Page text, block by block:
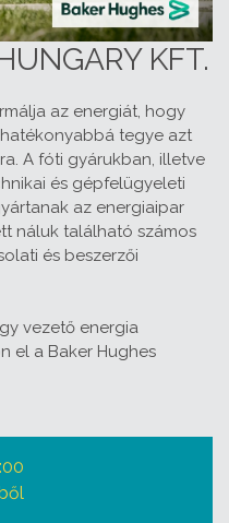
KFT.
az energiát, hogy
tegye azt
A fóti gyárukban, illetve
és gépfelügyeleti
az energiaipar
náluk található számos
és beszerzői
vezető energia
el a Baker Hughes